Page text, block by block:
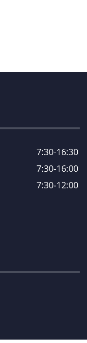
7:30-16:30
7:30-16:00
7:30-12:00